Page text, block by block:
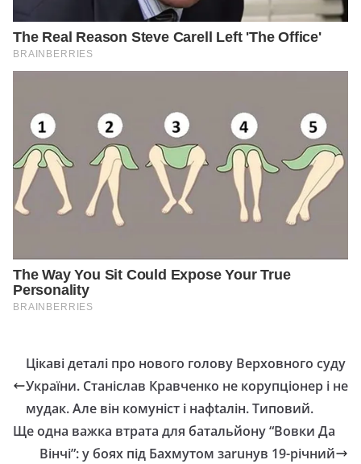
Цікаві деталі про нового голову Верховного суду
України. Станіслав Кравченко не корупціонер і не
мудак. Але він комуніст і нафtалін. Типовий.
Ще одна важка втрата для батальйону “Вовки Да
Вінчі”: у боях під Бахмутом заruнув 19-річний